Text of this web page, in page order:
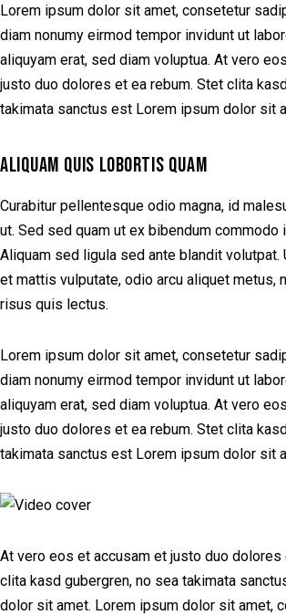
Lorem ipsum dolor sit amet, consetetur
diam nonumy eirmod tempor invidunt ut
aliquyam erat, sed diam voluptua. At vero
justo duo dolores et ea rebum. Stet clita
takimata sanctus est Lorem ipsum dolor sit
ALIQUAM QUIS LOBORTIS QUAM
Curabitur pellentesque odio magna, id
ut. Sed sed quam ut ex bibendum commodo
Aliquam sed ligula sed ante blandit volutpat.
et mattis vulputate, odio arcu aliquet metus,
risus quis lectus.
Lorem ipsum dolor sit amet, consetetur
diam nonumy eirmod tempor invidunt ut
aliquyam erat, sed diam voluptua. At vero
justo duo dolores et ea rebum. Stet clita
takimata sanctus est Lorem ipsum dolor sit
At vero eos et accusam et justo duo dolores
clita kasd gubergren, no sea takimata
dolor sit amet. Lorem ipsum dolor sit amet,